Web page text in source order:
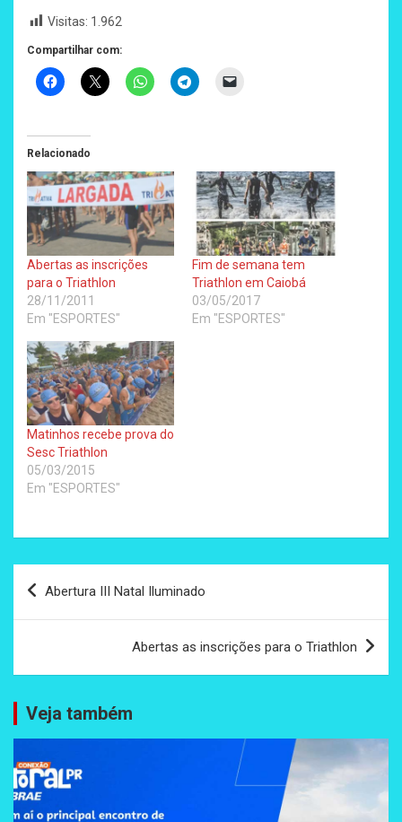
Visitas: 1.962
Compartilhar com:
Relacionado
Abertas as inscrições
para o Triathlon
28/11/2011
Em "ESPORTES"
Fim de semana tem
Triathlon em Caiobá
03/05/2017
Em "ESPORTES"
Matinhos recebe prova do
Sesc Triathlon
05/03/2015
Em "ESPORTES"
Navegação
Abertura III Natal Iluminado
Abertas as inscrições para o Triathlon
Veja também